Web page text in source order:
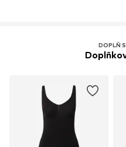
DOPLŇ